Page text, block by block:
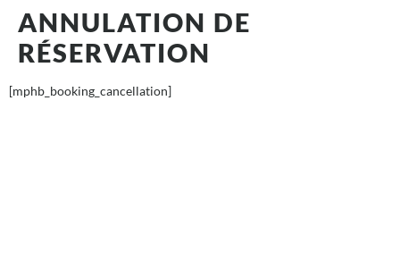
ANNULATION DE
RÉSERVATION
[mphb_booking_cancellation]